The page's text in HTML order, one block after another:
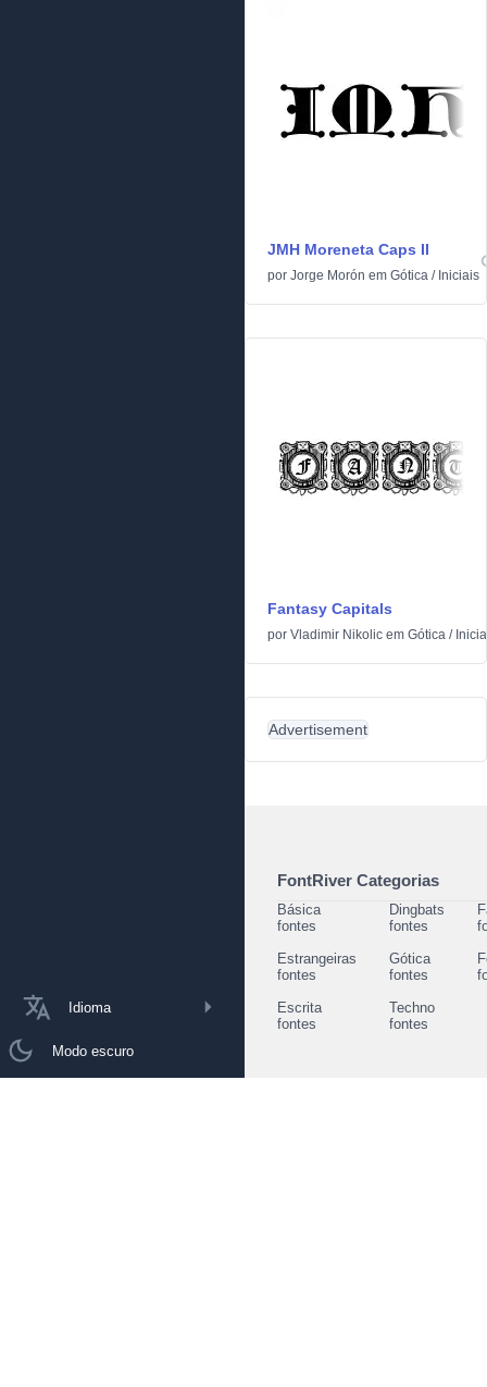
Idioma
Modo escuro
JMH Moreneta Caps II
por Jorge Morón em Gótica / Iniciais
Fantasy Capitals
por Vladimir Nikolic em Gótica /
Advertisement
FontRiver Categorias
Básica
fontes
Dingbats
fontes
Estrangeiras
fontes
Gótica
fontes
Escrita
fontes
Techno
fontes